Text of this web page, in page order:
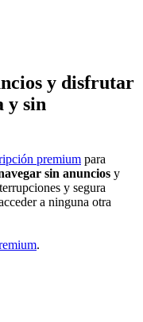
y disfrutar
y sin
premium para
sin anuncios y
y segura
a ninguna otra
.